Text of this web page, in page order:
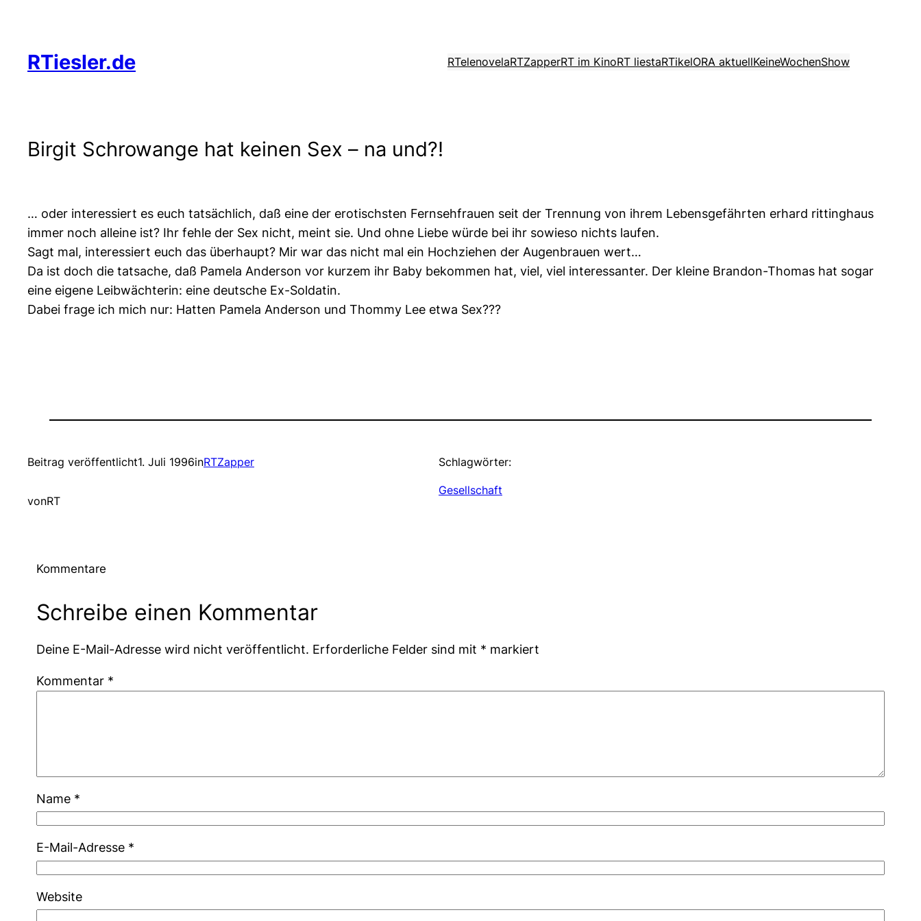
springen
RTiesler.de RTelenovelaRTZapperRT im KinoRT liestaRTikelORA aktuellKeineWochenShow
Birgit Schrowange hat keinen Sex – na und?!
… oder interessiert es euch tatsächlich, daß eine der erotischsten Fernsehfrauen seit der Trennung von ihrem Lebensgefährten erhard rittinghaus
immer noch alleine ist? Ihr fehle der Sex nicht, meint sie. Und ohne Liebe würde bei ihr sowieso nichts laufen.
Sagt mal, interessiert euch das überhaupt? Mir war das nicht mal ein Hochziehen der Augenbrauen wert…
Da ist doch die tatsache, daß Pamela Anderson vor kurzem ihr Baby bekommen hat, viel, viel interessanter. Der kleine Brandon-Thomas hat sogar
eine eigene Leibwächterin: eine deutsche Ex-Soldatin.
Dabei frage ich mich nur: Hatten Pamela Anderson und Thommy Lee etwa Sex???
Beitrag veröffentlicht1. Juli 1996inRTZapper
vonRT
Schlagwörter:
Gesellschaft
Kommentare
Schreibe einen Kommentar
Deine E-Mail-Adresse wird nicht veröffentlicht. Erforderliche Felder sind mit * markiert
Kommentar *
Name *
E-Mail-Adresse *
Website